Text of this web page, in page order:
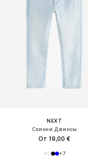
NEXT
Скинни Джинсы
От 19,00 €
+7